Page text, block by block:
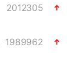
2012305
1989962